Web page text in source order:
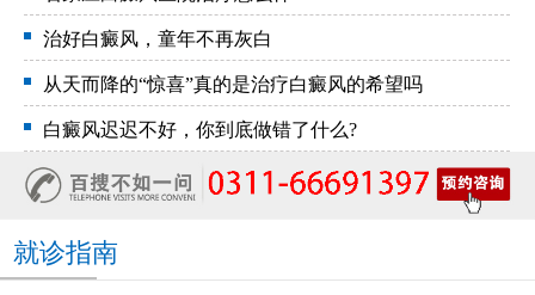
治好白癜风，童年不再灰白
从天而降的“惊喜”真的是治疗白癜风的希望吗
白癜风迟迟不好，你到底做错了什么?
就诊指南